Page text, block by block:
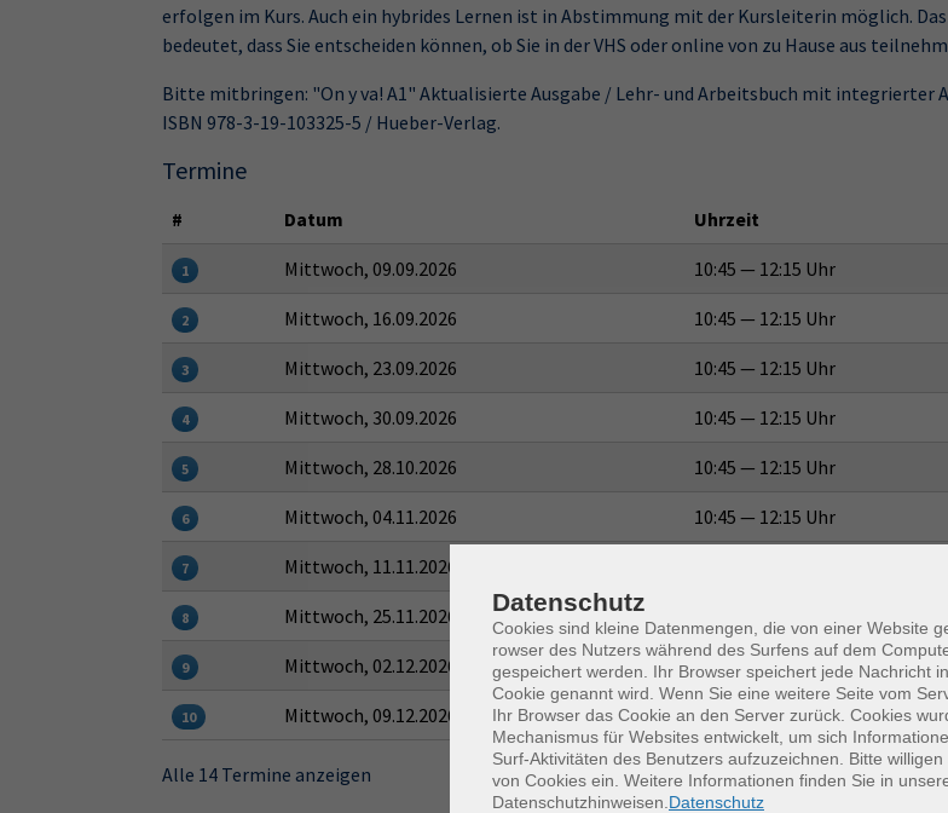
erfolgen im Kurs. Auch ein hybrides Lernen ist in Abstimmung mit der Kursleiterin möglich. Das
bedeutet, dass Sie entscheiden können, ob Sie in der VHS oder online von zu Hause aus
Bitte mitbringen: "On y va! A1" Aktualisierte Ausgabe / Lehr- und Arbeitsbuch mit integrierter
ISBN 978-3-19-103325-5 / Hueber-Verlag.
Termine
# Datum Uhrzeit
1 Mittwoch, 09.09.2026 10:45 — 12:15 Uhr
2 Mittwoch, 16.09.2026 10:45 — 12:15 Uhr
3 Mittwoch, 23.09.2026 10:45 — 12:15 Uhr
4 Mittwoch, 30.09.2026 10:45 — 12:15 Uhr
5 Mittwoch, 28.10.2026 10:45 — 12:15 Uhr
6 Mittwoch, 04.11.2026 10:45 — 12:15 Uhr
7 Mittwoch, 11.11.2026
8 Mittwoch, 25.11.2026
9 Mittwoch, 02.12.2026 10:45 — 12:15 Uhr
10 Mittwoch, 09.12.2026 10:45 — 12:15 Uhr
Alle 14 Termine anzeigen
Datenschutz
Cookies sind kleine Datenmengen, die von einer Website
rowser des Nutzers während des Surfens auf dem
gespeichert werden. Ihr Browser speichert jede Nachricht
Cookie genannt wird. Wenn Sie eine weitere Seite vom
Ihr Browser das Cookie an den Server zurück. Cookies
Mechanismus für Websites entwickelt, um sich
Surf-Aktivitäten des Benutzers aufzuzeichnen. Bitte
von Cookies ein. Weitere Informationen finden Sie in
Datenschutzhinweisen. Datenschutz